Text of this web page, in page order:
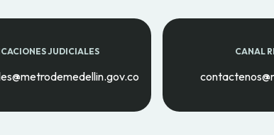
JUDICIALES CANAL